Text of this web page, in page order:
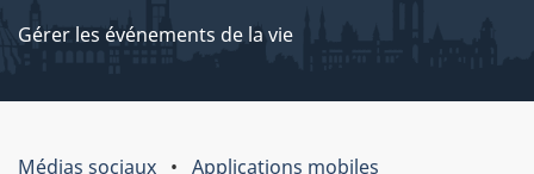
Gérer les événements de la vie
Médias sociaux Applications mobiles